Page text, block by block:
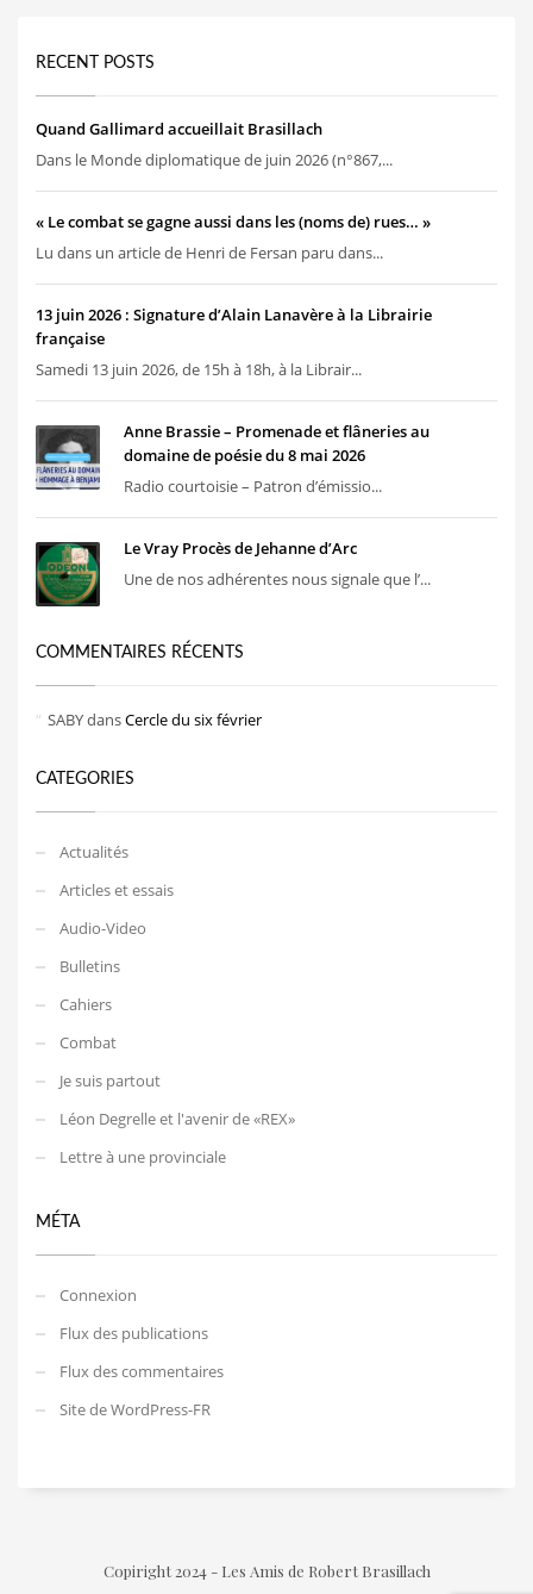
RECENT POSTS
Quand Gallimard accueillait Brasillach
Dans le Monde diplomatique de juin 2026 (n°867,...
« Le combat se gagne aussi dans les (noms de) rues… »
Lu dans un article de Henri de Fersan paru dans...
13 juin 2026 : Signature d’Alain Lanavère à la Librairie
française
Samedi 13 juin 2026, de 15h à 18h, à la Librair...
Anne Brassie – Promenade et flâneries au
domaine de poésie du 8 mai 2026
Radio courtoisie – Patron d’émissio...
Le Vray Procès de Jehanne d’Arc
Une de nos adhérentes nous signale que l’...
COMMENTAIRES RÉCENTS
SABYdansCercle du six février
CATEGORIES
Actualités
Articles et essais
Audio-Video
Bulletins
Cahiers
Combat
Je suis partout
Léon Degrelle et l'avenir de «REX»
Lettre à une provinciale
MÉTA
Connexion
Flux des publications
Flux des commentaires
Site de WordPress-FR
Copiright 2024 - Les Amis de Robert Brasillach